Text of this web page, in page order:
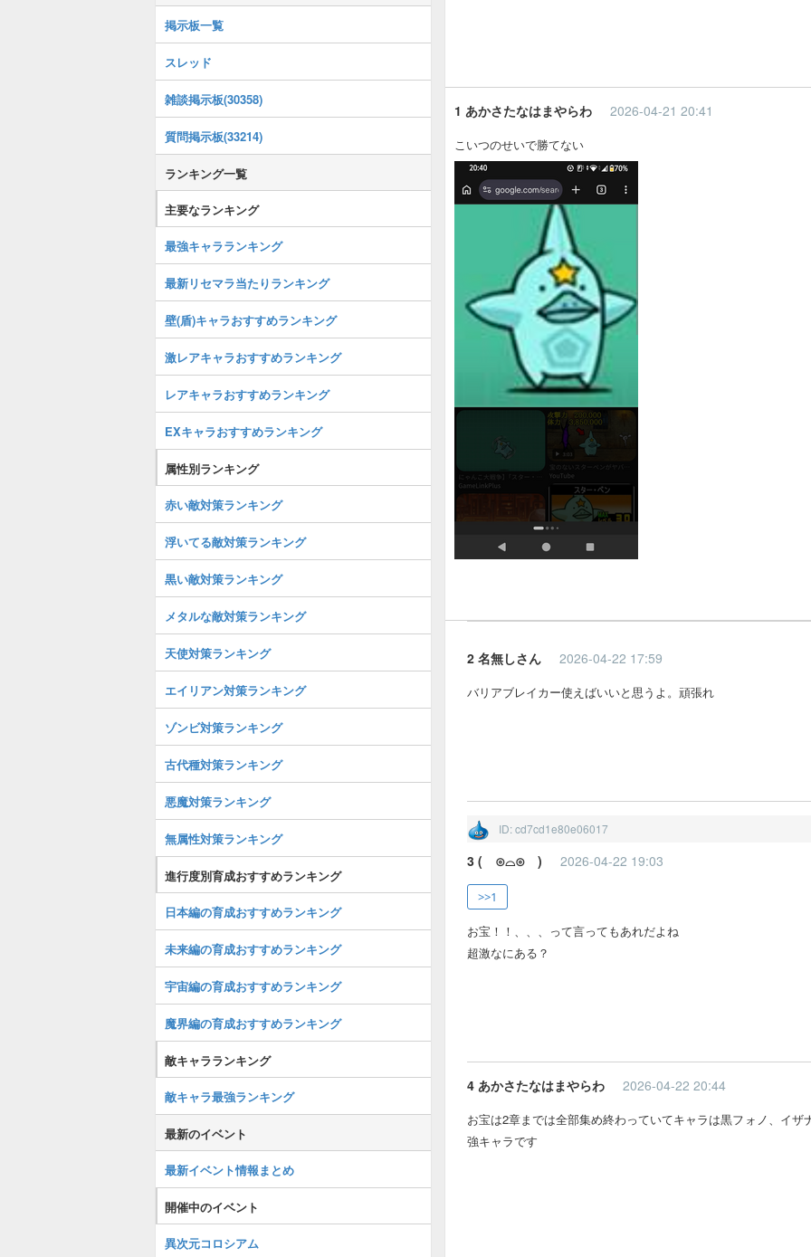
1 あかさたなはまやらわ 2026-04-21 20:41
こいつのせいで勝てない
2 名無しさん 2026-04-22 17:59
バリアブレイカー使えばいいと思うよ。頑張れ
ID: cd7cd1e80e06017
3 ( ⊙⌓⊙ ) 2026-04-22 19:03
>>1
お宝！！、、、って言ってもあれだよね
超激なにある？
4 あかさたなはまやらわ 2026-04-22 20:44
お宝は2章までは全部集め終わっていてキャラは黒フォノ、イ
強キャラです
掲示板一覧
スレッド
雑談掲示板(30358)
質問掲示板(33214)
ランキング一覧
主要なランキング
最強キャラランキング
最新リセマラ当たりランキング
壁(盾)キャラおすすめランキング
激レアキャラおすすめランキング
レアキャラおすすめランキング
EXキャラおすすめランキング
属性別ランキング
赤い敵対策ランキング
浮いてる敵対策ランキング
黒い敵対策ランキング
メタルな敵対策ランキング
天使対策ランキング
エイリアン対策ランキング
ゾンビ対策ランキング
古代種対策ランキング
悪魔対策ランキング
無属性対策ランキング
進行度別育成おすすめランキング
日本編の育成おすすめランキング
未来編の育成おすすめランキング
宇宙編の育成おすすめランキング
魔界編の育成おすすめランキング
敵キャラランキング
敵キャラ最強ランキング
最新のイベント
最新イベント情報まとめ
開催中のイベント
異次元コロシアム